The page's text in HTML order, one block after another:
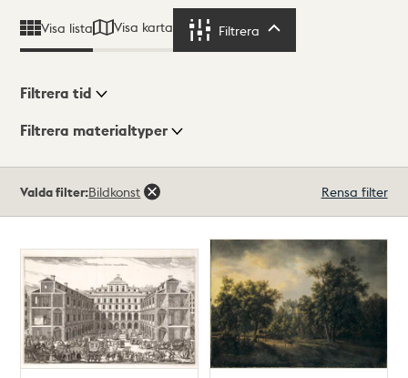
Visa lista Visa karta Filtrera
Visningsläge
Filtrera tid
Filtrera materialtyper
träffar
Valda filter:Bildkonst Rensa filter